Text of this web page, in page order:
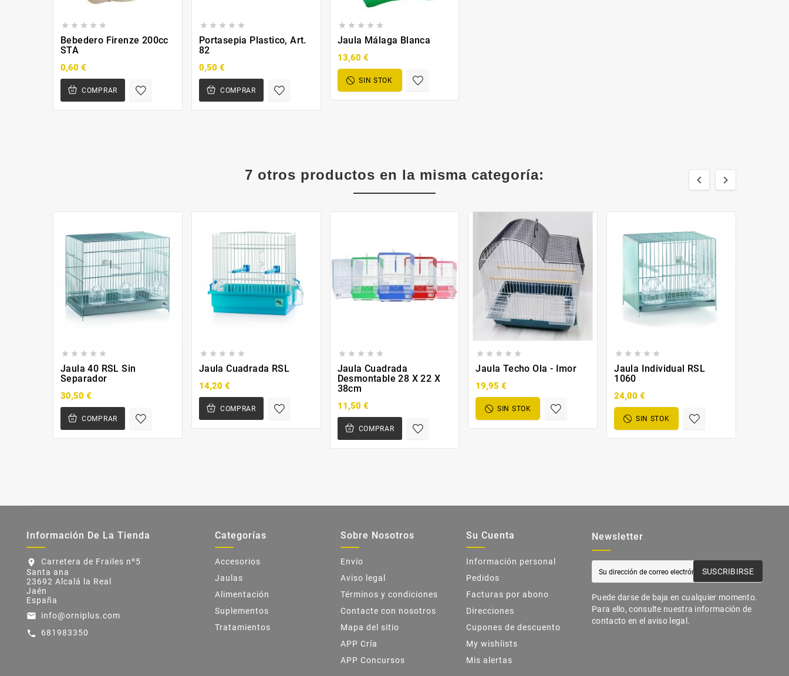
    
Bebedero Firenze 200cc
STA
0,60 €
COMPRAR
    
Portasepia Plastico, Art.
82
0,50 €
COMPRAR
    
Jaula Málaga Blanca
13,60 €
SIN STOK
7 otros productos en la misma categoría:  
    
Jaula 40 RSL Sin
Separador
30,50 €
COMPRAR
    
Jaula Cuadrada RSL
14,20 €
COMPRAR
    
Jaula Cuadrada
Desmontable 28 X 22 X
38cm
11,50 €
COMPRAR
    
Jaula Techo Ola - Imor
19,95 €
SIN STOK
    
Jaula Individual RSL
1060
24,00 €
SIN STOK
Información De La Tienda
location_on
Carretera de Frailes nº5
Santa ana
23692 Alcalá la Real
Jaén
España
email info@orniplus.com
call 681983350
Categorías
Accesorios
Jaulas
Alimentación
Suplementos
Tratamientos
Sobre Nosotros
Envío
Aviso legal
Términos y condiciones
Contacte con nosotros
Mapa del sitio
APP Cría
APP Concursos
Su Cuenta
Información personal
Pedidos
Facturas por abono
Direcciones
Cupones de descuento
My wishlists
Mis alertas
Newsletter
SUSCRIBIRSE
Puede darse de baja en cualquier momento.
Para ello, consulte nuestra información de
contacto en el aviso legal.